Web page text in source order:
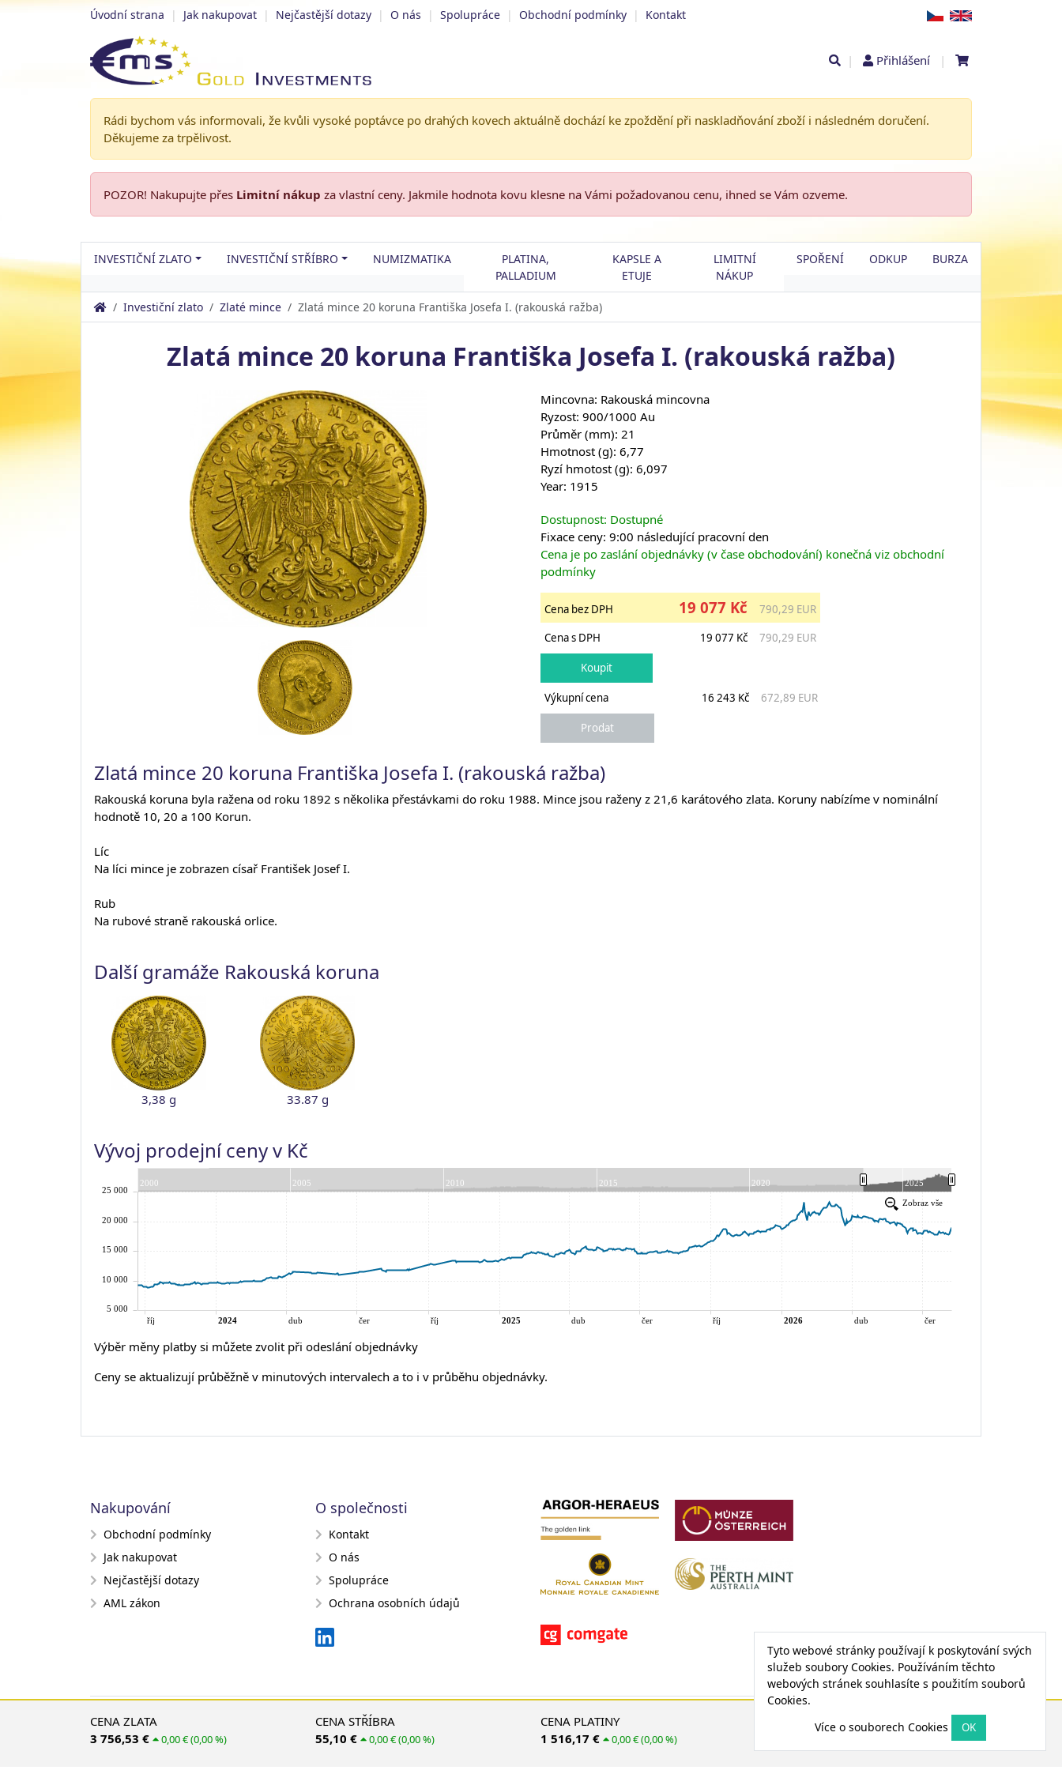
Úvodní strana | Jak nakupovat | Nejčastější dotazy | O nás | Spolupráce | Obchodní podmínky | Kontakt
| Přihlášení |
Rádi bychom vás informovali, že kvůli vysoké poptávce po drahých kovech aktuálně dochází ke zpoždění při naskladňování zboží i následném doručení.
Děkujeme za trpělivost.
POZOR! Nakupujte přes Limitní nákup za vlastní ceny. Jakmile hodnota kovu klesne na Vámi požadovanou cenu, ihned se Vám ozveme.
INVESTIČNÍ ZLATO INVESTIČNÍ STŘÍBRO NUMIZMATIKA
PLATINA,
PALLADIUM
KAPSLE A
ETUJE
LIMITNÍ
NÁKUP
SPOŘENÍ ODKUP BURZA
Investiční zlato Zlaté mince Zlatá mince 20 koruna Františka Josefa I. (rakouská ražba)
Zlatá mince 20 koruna Františka Josefa I. (rakouská ražba)
Mincovna: Rakouská mincovna
Ryzost: 900/1000 Au
Průměr (mm): 21
Hmotnost (g): 6,77
Ryzí hmotost (g): 6,097
Year: 1915
Dostupnost: Dostupné
Fixace ceny: 9:00 následující pracovní den
Cena je po zaslání objednávky (v čase obchodování) konečná viz obchodní
podmínky
Cena bez DPH 19 077 Kč
790,29 EUR
Cena s DPH
19 077 Kč 790,29 EUR
Výkupní cena 16 243 Kč 672,89 EUR
Zlatá mince 20 koruna Františka Josefa I. (rakouská ražba)
Rakouská koruna byla ražena od roku 1892 s několika přestávkami do roku 1988. Mince jsou raženy z 21,6 karátového zlata. Koruny nabízíme v nominální
hodnotě 10, 20 a 100 Korun.
Líc
Na líci mince je zobrazen císař František Josef I.
Rub
Na rubové straně rakouská orlice.
Další gramáže Rakouská koruna
3,38 g 33.87 g
Vývoj prodejní ceny v Kč
Výběr měny platby si můžete zvolit při odeslání objednávky
Ceny se aktualizují průběžně v minutových intervalech a to i v průběhu objednávky.
Tyto webové stránky používají k poskytování svých
služeb soubory Cookies. Používáním těchto
webových stránek souhlasíte s použitím souborů
Cookies.
Více o souborech Cookies
Nakupování
Obchodní podmínky
Jak nakupovat
Nejčastější dotazy
AML zákon
O společnosti
Kontakt
O nás
Spolupráce
Ochrana osobních údajů
CENA ZLATA
3 756,53 €
0,00 € (0,00 %)
CENA STŘÍBRA
55,10 €
0,00 € (0,00 %)
CENA PLATINY
1 516,17 €
0,00 € (0,00 %)
CENA PALLADIA